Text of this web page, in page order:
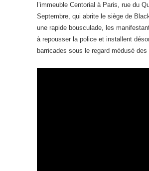
l’immeuble Centorial à Paris, rue du
Septembre, qui abrite le siège de
une rapide bousculade, les
à repousser la police et installent
barricades sous le regard médusé des